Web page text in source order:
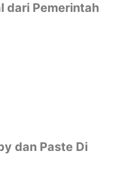
dari Pemerintah
dan Paste Di